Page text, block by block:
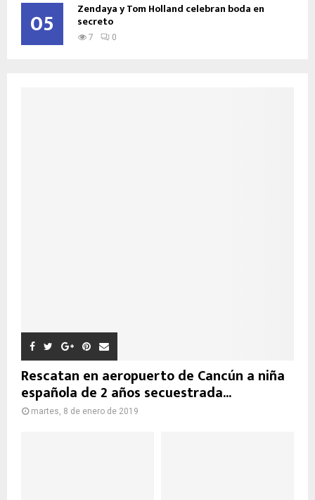
05 Zendaya y Tom Holland celebran boda en
secreto
7 0
Rescatan en aeropuerto de Cancún a niña
española de 2 años secuestrada...
martes, 8 de enero de 2019